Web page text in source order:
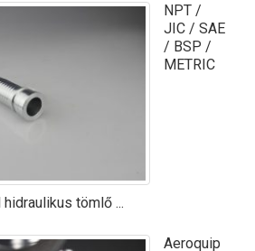
NPT /
JIC / SAE
/ BSP /
METRIC
tömlő ...
Aeroquip